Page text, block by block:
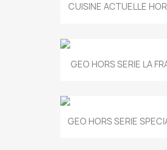
CUISINE ACTUELLE
GEO HORS SERIE LA
GEO HORS SERIE